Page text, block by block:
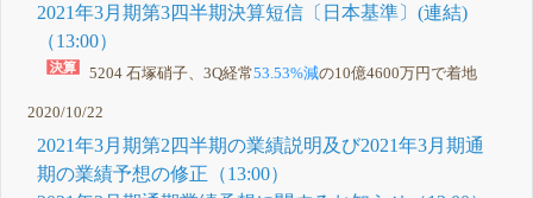
2021年3月期第3四半期決算短信〔日本基準〕(連結)
（13:00）
5204 石塚硝子、3Q経常53.53%減の10億4600万円で着地
2020/10/22
2021年3月期第2四半期の業績説明及び2021年3月期通
期の業績予想の修正（13:00）